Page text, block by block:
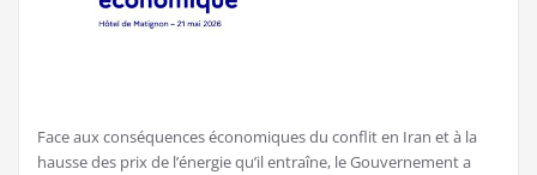
Face aux conséquences économiques du conflit en Iran et à la
hausse des prix de l’énergie qu’il entraîne, le Gouvernement a